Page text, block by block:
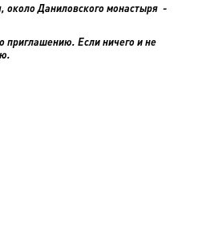
около Даниловского монастыря -
приглашению. Если ничего и не